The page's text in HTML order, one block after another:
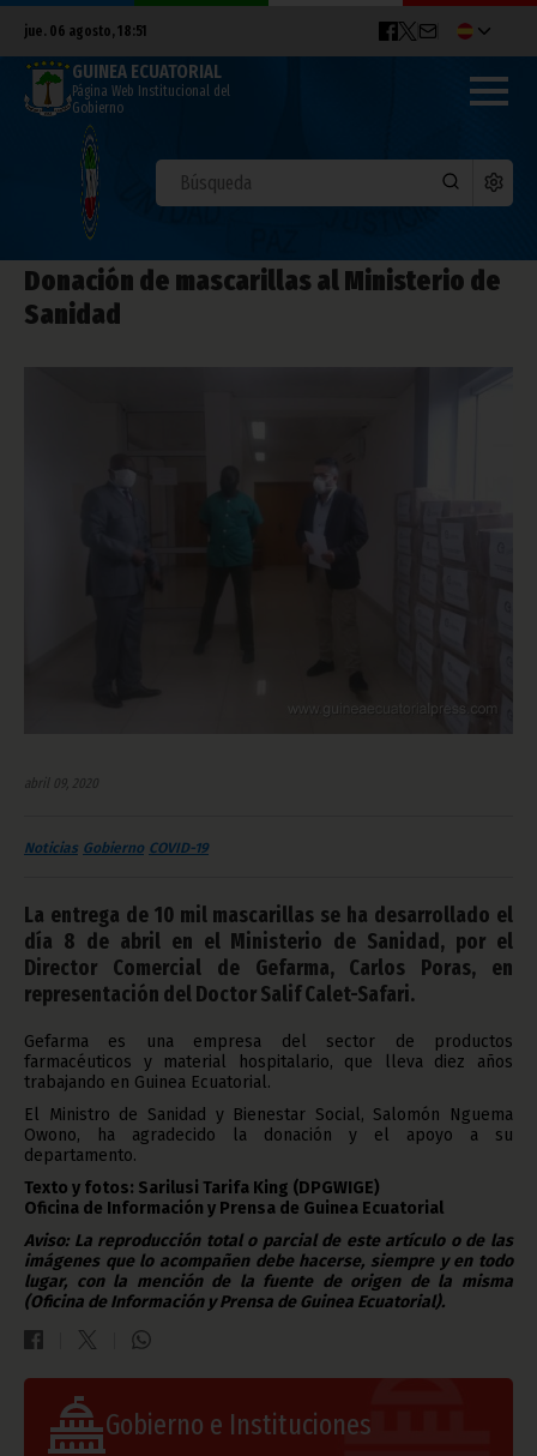
jue. 06 agosto, 18:51
GUINEA ECUATORIAL
Página Web Institucional del
Gobierno
Donación de mascarillas al Ministerio de
Sanidad
abril 09, 2020
Noticias Gobierno COVID-19
La entrega de 10 mil mascarillas se ha desarrollado el
día 8 de abril en el Ministerio de Sanidad, por el
Director Comercial de Gefarma, Carlos Poras, en
representación del Doctor Salif Calet-Safari.
Gefarma es una empresa del sector de productos
farmacéuticos y material hospitalario, que lleva diez años
trabajando en Guinea Ecuatorial.
El Ministro de Sanidad y Bienestar Social, Salomón Nguema
Owono, ha agradecido la donación y el apoyo a su
departamento.
Texto y fotos: Sarilusi Tarifa King (DPGWIGE)
Oficina de Información y Prensa de Guinea Ecuatorial
Aviso: La reproducción total o parcial de este artículo o de las
imágenes que lo acompañen debe hacerse, siempre y en todo
lugar, con la mención de la fuente de origen de la misma
(Oficina de Información y Prensa de Guinea Ecuatorial).
Gobierno e Instituciones